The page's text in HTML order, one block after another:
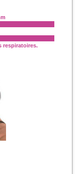
respiratoires.